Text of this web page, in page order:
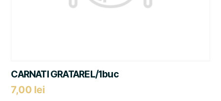
CARNATI GRATAREL/1buc
7,00 lei